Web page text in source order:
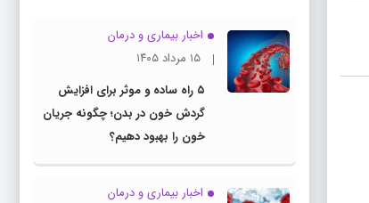
اخبار بیماری و درمان
۱۵ مرداد ۱۴۰۵
۵ راه ساده و موثر برای افزایش
گردش خون در بدن؛ چگونه جریان
خون را بهبود دهیم؟
اخبار بیماری و درمان